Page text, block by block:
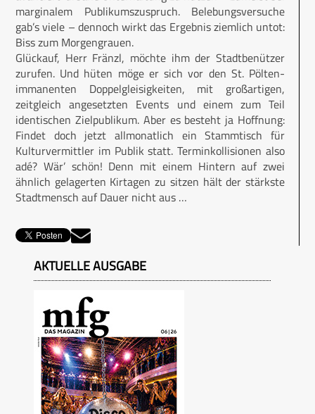
marginalem Publikumszuspruch. Belebungsversuche
gab’s viele – dennoch wirkt das Ergebnis ziemlich untot:
Biss zum Morgengrauen.
Glückauf, Herr Fränzl, möchte ihm der Stadtbenützer
zurufen. Und hüten möge er sich vor den St. Pölten-
immanenten Doppelgleisigkeiten, mit großartigen,
zeitgleich angesetzten Events und einem zum Teil
identischen Zielpublikum. Aber es besteht ja Hoffnung:
Findet doch jetzt allmonatlich ein Stammtisch für
Kulturvermittler im Publik statt. Terminkollisionen also
adé? Wär’ schön! Denn mit einem Hintern auf zwei
ähnlich gelagerten Kirtagen zu sitzen hält der stärkste
Stadtmensch auf Dauer nicht aus …
AKTUELLE AUSGABE